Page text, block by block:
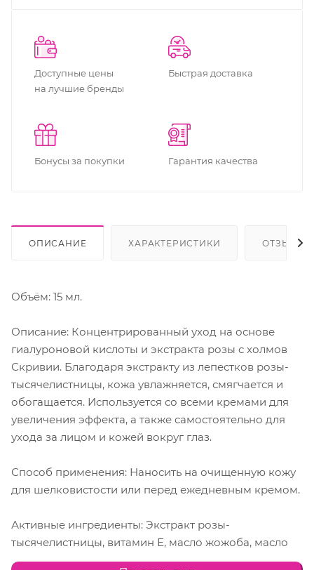
Доступные цены
на лучшие бренды
Быстрая доставка
Бонусы за покупки Гарантия качества
ОПИСАНИЕ ХАРАКТЕРИСТИКИ ОТЗЫВЫ
Объём: 15 мл.
Описание: Концентрированный уход на основе
гиалуроновой кислоты и экстракта розы с холмов
Скривии. Благодаря экстракту из лепестков розы-
тысячелистницы, кожа увлажняется, смягчается и
обогащается. Используется со всеми кремами для
увеличения эффекта, а также самостоятельно для
ухода за лицом и кожей вокруг глаз.
Способ применения: Наносить на очищенную кожу
для шелковистости или перед ежедневным кремом.
Активные ингредиенты: Экстракт розы-
тысячелистницы, витамин Е, масло жожоба, масло
сладкого миндаля.